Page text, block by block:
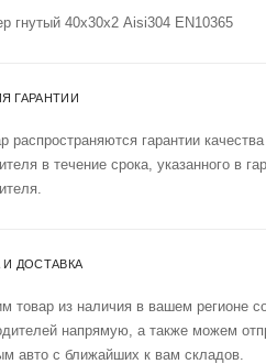
гнутый 40х30х2 Aisi304 EN10365
ГАРАНТИИ
распространяются гарантии
в течение срока, указанного в
И ДОСТАВКА
товар из наличия в вашем регионе
напрямую, а также можем
авто с ближайших к вам складов.